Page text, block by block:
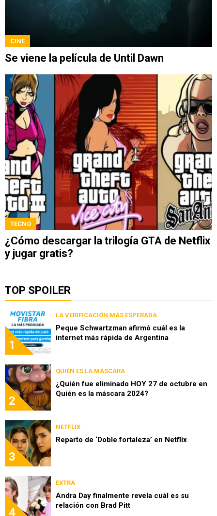
CINE
Se viene la película de Until Dawn
TECNO
¿Cómo descargar la trilogía GTA de Netflix
y jugar gratis?
TOP SPOILER
1
LA VERIFICACIÓN MÁS ESPERADA
Peque Schwartzman afirmó cuál es la
internet más rápida de Argentina
2
QUIÉN ES LA MÁSCARA
¿Quién fue eliminado HOY 27 de octubre en
Quién es la máscara 2024?
3
NETFLIX
Reparto de ‘Doble fortaleza’ en Netflix
4
EXTRA
Andra Day finalmente revela cuál es su
relación con Brad Pitt